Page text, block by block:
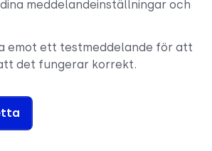
meddelandeinställningar och
emot ett testmeddelande för att
det fungerar korrekt.